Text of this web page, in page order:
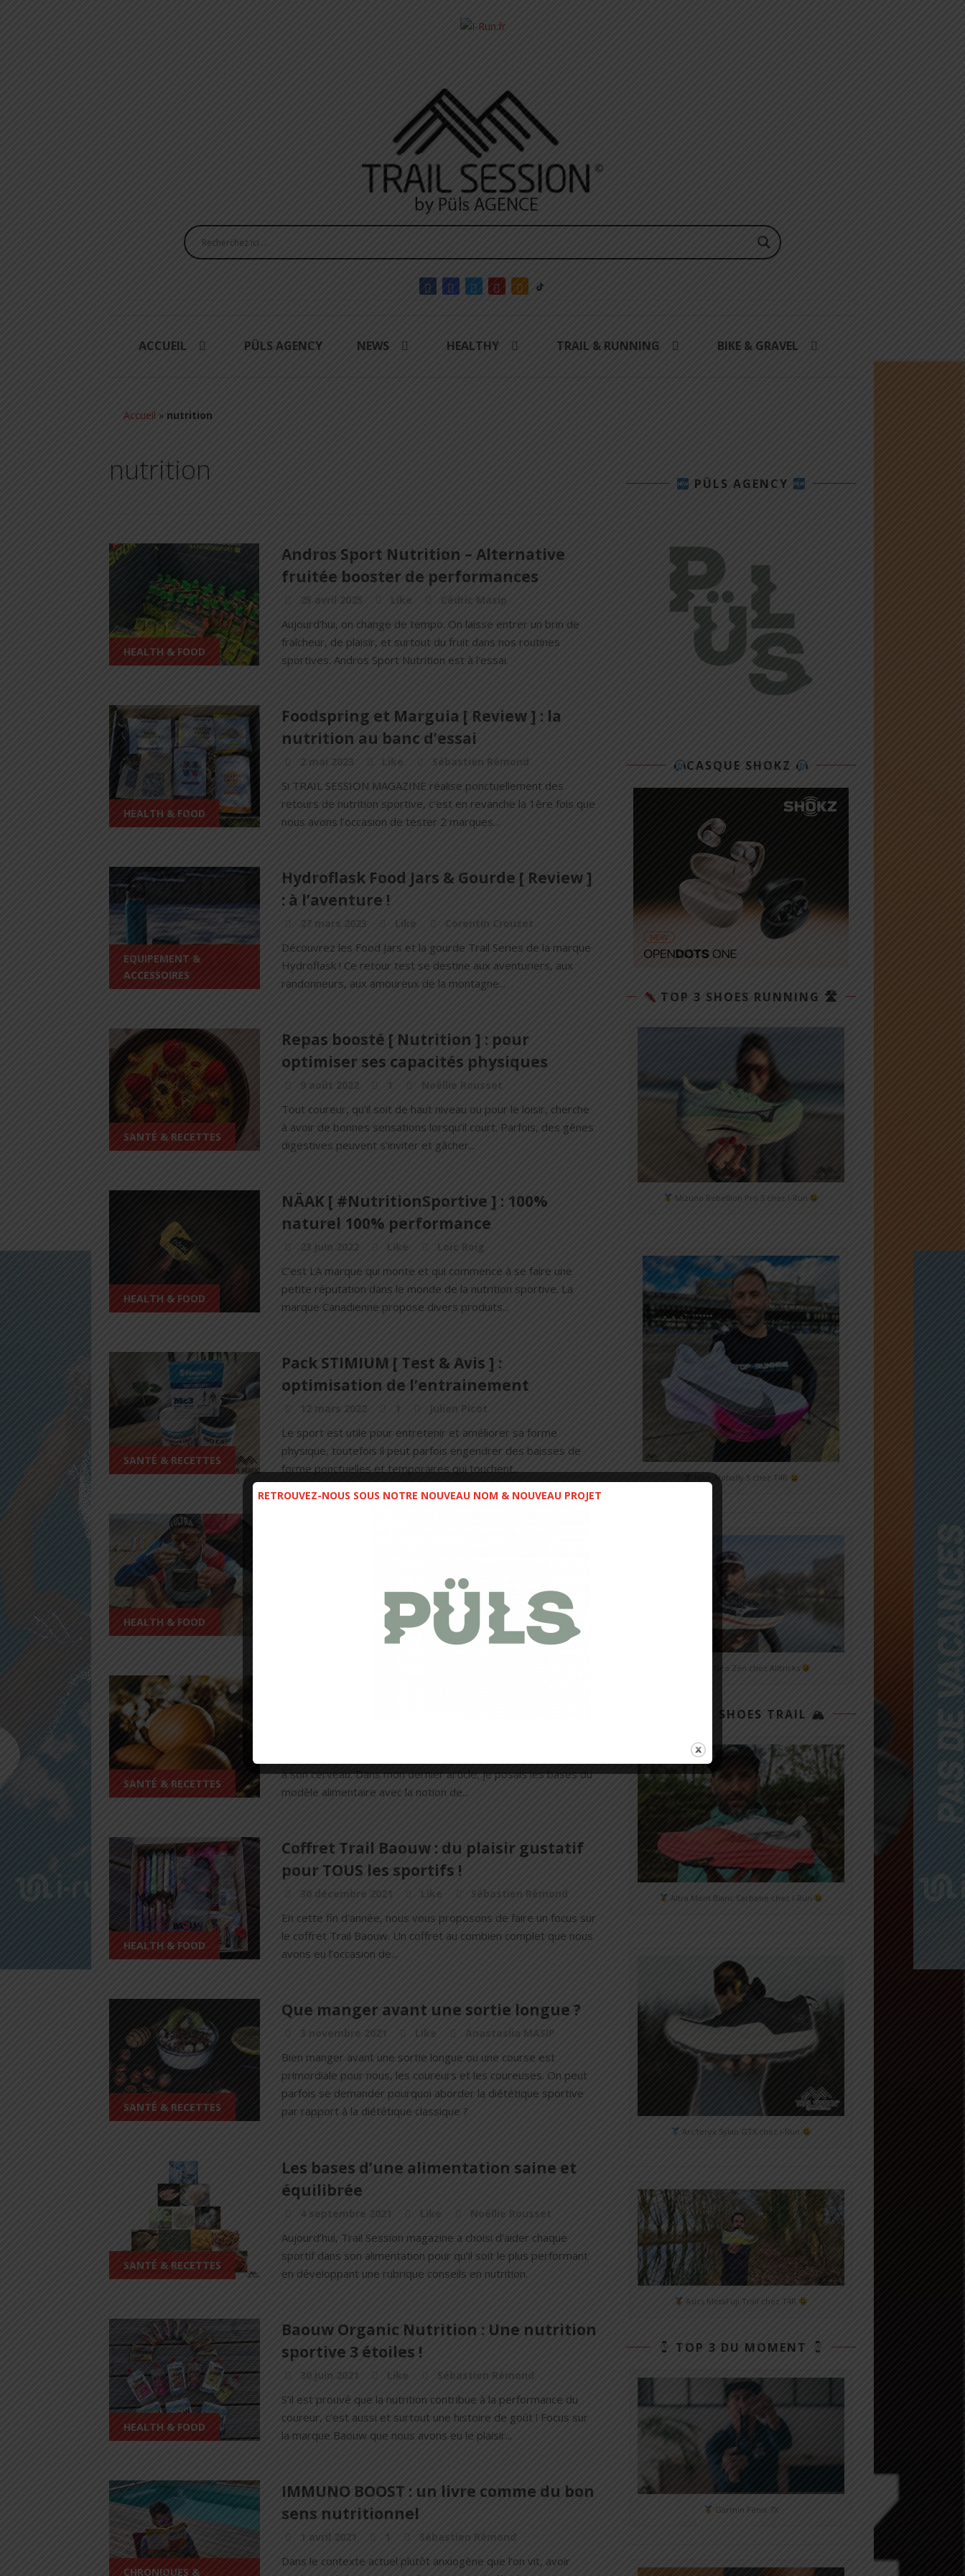
ACCUEIL PÜLS AGENCY NEWS HEALTHY TRAIL & RUNNING BIKE & GRAVEL
Accueil » nutrition
nutrition
HEALTH & FOOD
Andros Sport Nutrition – Alternative
fruitée booster de performances
25 avril 2025 Like Cédric Masip
Aujourd’hui, on change de tempo. On laisse entrer un brin de
fraîcheur, de plaisir, et surtout du fruit dans nos routines
sportives. Andros Sport Nutrition est à l'essai.
HEALTH & FOOD
Foodspring et Marguia [ Review ] : la
nutrition au banc d’essai
2 mai 2023 Like Sébastien Rémond
Si TRAIL SESSION MAGAZINE réalise ponctuellement des
retours de nutrition sportive, c’est en revanche la 1ère fois que
nous avons l’occasion de tester 2 marques...
EQUIPEMENT &
ACCESSOIRES
Hydroflask Food Jars & Gourde [ Review ]
: à l’aventure !
27 mars 2023 Like Corentin Crouzet
Découvrez les Food Jars et la gourde Trail Series de la marque
Hydroflask ! Ce retour test se destine aux aventuriers, aux
randonneurs, aux amoureux de la montagne...
SANTÉ & RECETTES
Repas boosté [ Nutrition ] : pour
optimiser ses capacités physiques
9 août 2022 1 Noëllie Rousset
Tout coureur, qu’il soit de haut niveau ou pour le loisir, cherche
à avoir de bonnes sensations lorsqu’il court. Parfois, des gênes
digestives peuvent s’inviter et gâcher...
HEALTH & FOOD
NÄAK [ #NutritionSportive ] : 100%
naturel 100% performance
23 juin 2022 Like Loïc Roig
C'est LA marque qui monte et qui commence à se faire une
petite réputation dans le monde de la nutrition sportive. La
marque Canadienne propose divers produits...
SANTÉ & RECETTES
Pack STIMIUM [ Test & Avis ] :
optimisation de l’entrainement
12 mars 2022 1 Julien Picot
Le sport est utile pour entretenir et améliorer sa forme
physique, toutefois il peut parfois engendrer des baisses de
forme ponctuelles et temporaires qui touchent...
HEALTH & FOOD
A deux mois de la 36ème du Marathon des Sables, nous allons
tenter chaque semaine de vous livrer des conseils. Cette
semaine, c'est avec la nutrition que nous commençons.
SANTÉ & RECETTES
à son cerveau. Dans mon dernier article, je posais les bases du
modèle alimentaire avec la notion de...
HEALTH & FOOD
Coffret Trail Baouw : du plaisir gustatif
pour TOUS les sportifs !
30 décembre 2021 Like Sébastien Rémond
En cette fin d’année, nous vous proposons de faire un focus sur
le coffret Trail Baouw. Un coffret au combien complet que nous
avons eu l’occasion de...
SANTÉ & RECETTES
Que manger avant une sortie longue ?
3 novembre 2021 Like Anastasiia MASIP
Bien manger avant une sortie longue ou une course est
primordiale pour nous, les coureurs et les coureuses. On peut
parfois se demander pourquoi aborder la diététique sportive
par rapport à la diététique classique ?
SANTÉ & RECETTES
Les bases d’une alimentation saine et
équilibrée
4 septembre 2021 Like Noëllie Rousset
Aujourd’hui, Trail Session magazine a choisi d’aider chaque
sportif dans son alimentation pour qu’il soit le plus performant
en développant une rubrique conseils en nutrition.
HEALTH & FOOD
Baouw Organic Nutrition : Une nutrition
sportive 3 étoiles !
30 juin 2021 Like Sébastien Rémond
S’il est prouvé que la nutrition contribue à la performance du
coureur, c’est aussi et surtout une histoire de goût ! Focus sur
la marque Baouw que nous avons eu le plaisir...
CHRONIQUES &
IMMUNO BOOST : un livre comme du bon
sens nutritionnel
1 avril 2021 1 Sébastien Rémond
Dans le contexte actuel plutôt anxiogène que l’on vit, avoir
PÜLS AGENCY
CASQUE SHOKZ
TOP 3 SHOES RUNNING 🛣
Mizuno Rebellion Pro 3 chez i-Run
Nike Alphafly 3 chez T4R
Mizuno Neo Zen chez Alltricks
TOP 3 SHOES TRAIL 🏔
Altra Mont Blanc Carbone chez i-Run
Arc'teryx Sylan GTX chez i-Run
Asics MetaFuji Trail chez T4R
TOP 3 DU MOMENT
Garmin Fénix 7X
RETROUVEZ-NOUS SOUS NOTRE NOUVEAU NOM & NOUVEAU PROJET